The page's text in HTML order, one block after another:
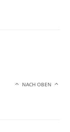
NACH OBEN